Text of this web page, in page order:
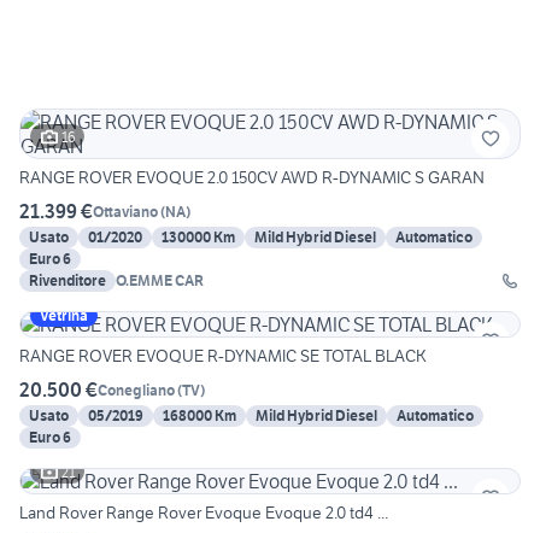
16
RANGE ROVER EVOQUE 2.0 150CV AWD R-DYNAMIC S GARAN
21.399 €Ottaviano(NA)
Usato
01/2020 130000 Km Mild Hybrid Diesel
Automatico
Euro 6
Rivenditore O.EMME CAR
Vetrina
RANGE ROVER EVOQUE R-DYNAMIC SE TOTAL BLACK
20.500 €Conegliano(TV)
Usato
05/2019 168000 Km Mild Hybrid Diesel
Automatico
Euro 6
21
Land Rover Range Rover Evoque Evoque 2.0 td4 ...